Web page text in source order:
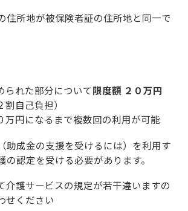
住所地が被保険者証の住所地と同一で
られた部分について限度額 ２０万円
割自己負担）
円になるまで複数回の利用が可能
助成金の支援を受けるには）を利用す
の認定を受ける必要があります。
介護サービスの規定が若干違いますの
せください